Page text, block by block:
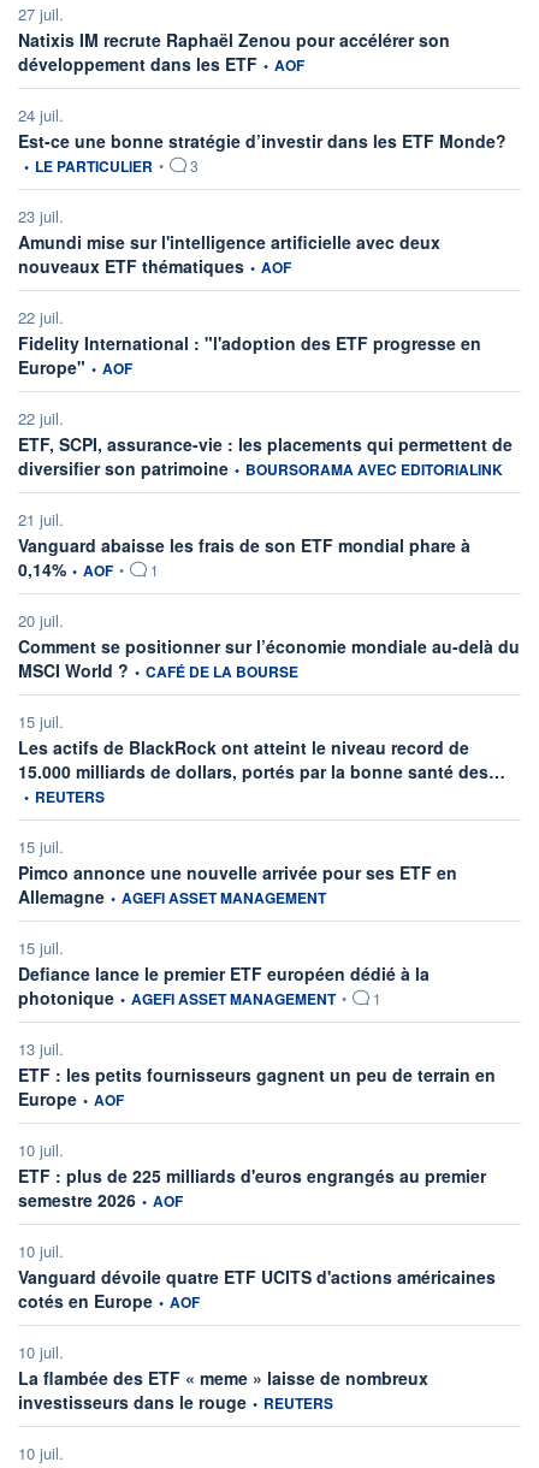
27 juil.
Natixis IM recrute Raphaël Zenou pour accélérer son
développement dans les ETFinformation fournie par
• AOF
24 juil.
Est-ce une bonne stratégie d’investir dans les ETF Monde?
• LE PARTICULIER • 3
23 juil.
Amundi mise sur l'intelligence artificielle avec deux
nouveaux ETF thématiques information fournie par
• AOF
22 juil.
Fidelity International : "l'adoption des ETF progresse en
Europe" information fournie par
• AOF
22 juil.
ETF, SCPI, assurance-vie : les placements qui permettent de
diversifier son patrimoine information fournie par
• BOURSORAMA AVEC EDITORIALINK
21 juil.
Vanguard abaisse les frais de son ETF mondial phare à
0,14% information fournie par
• AOF • 1
20 juil.
Comment se positionner sur l’économie mondiale au-delà du
MSCI World ? information fournie par
• CAFÉ DE LA BOURSE
15 juil.
Les actifs de BlackRock ont atteint le niveau record de
15.000 milliards de dollars, portés par la bonne santé des…
• REUTERS
15 juil.
Pimco annonce une nouvelle arrivée pour ses ETF en
Allemagne information fournie par
• AGEFI ASSET MANAGEMENT
15 juil.
Defiance lance le premier ETF européen dédié à la
photonique information fournie par
• AGEFI ASSET MANAGEMENT • 1
13 juil.
ETF : les petits fournisseurs gagnent un peu de terrain en
Europe information fournie par
• AOF
10 juil.
ETF : plus de 225 milliards d'euros engrangés au premier
semestre 2026 information fournie par
• AOF
10 juil.
Vanguard dévoile quatre ETF UCITS d'actions américaines
cotés en Europe information fournie par
• AOF
10 juil.
La flambée des ETF « meme » laisse de nombreux
investisseurs dans le rouge information fournie par
• REUTERS
10 juil.